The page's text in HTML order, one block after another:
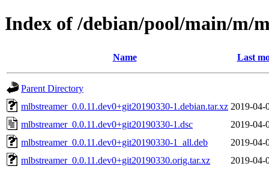
Index of /debian/pool/main/m/
Name Last
Parent Directory
mlbstreamer_0.0.11.dev0+git20190330-1.debian.tar.xz 2019-04-
mlbstreamer_0.0.11.dev0+git20190330-1.dsc
2019-04-
mlbstreamer_0.0.11.dev0+git20190330-1_all.deb
2019-04-
mlbstreamer_0.0.11.dev0+git20190330.orig.tar.xz
2019-04-